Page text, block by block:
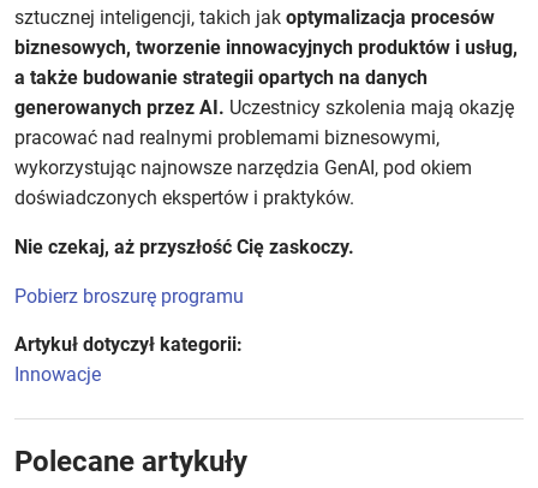
sztucznej inteligencji, takich jak optymalizacja procesów
biznesowych, tworzenie innowacyjnych produktów i usług,
a także budowanie strategii opartych na danych
generowanych przez AI. Uczestnicy szkolenia mają okazję
pracować nad realnymi problemami biznesowymi,
wykorzystując najnowsze narzędzia GenAI, pod okiem
doświadczonych ekspertów i praktyków.
Nie czekaj, aż przyszłość Cię zaskoczy.
Pobierz broszurę programu
Artykuł dotyczył kategorii:
Innowacje
Polecane artykuły